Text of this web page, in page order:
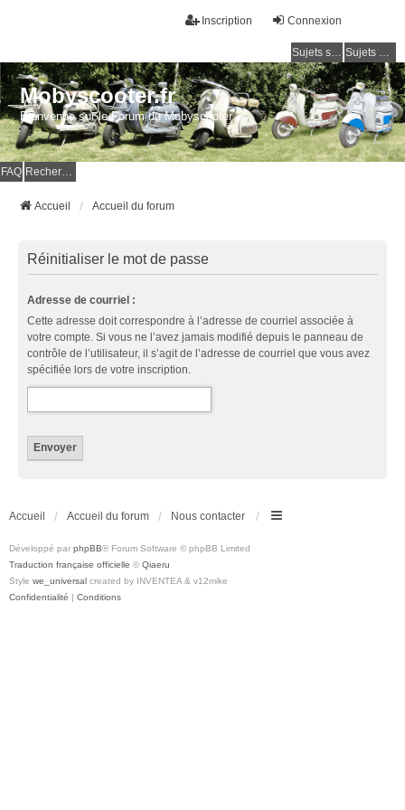
Connexion
Inscription
Sujets sans réponse Sujets actifs
Mobyscooter.fr
Bienvenue sur le Forum du Mobyscooter
FAQ Rechercher
Accueil Accueil du forum
Réinitialiser le mot de passe
Adresse de courriel :
Cette adresse doit correspondre à l’adresse de courriel associée à
votre compte. Si vous ne l’avez jamais modifié depuis le panneau de
contrôle de l’utilisateur, il s’agit de l’adresse de courriel que vous avez
spécifiée lors de votre inscription.
Accueil Accueil du forum Nous contacter
Développé par phpBB® Forum Software © phpBB Limited
Traduction française officielle © Qiaeru
Style we_universal created by INVENTEA & v12mike
Confidentialité | Conditions